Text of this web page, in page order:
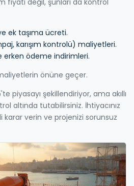
ek taşıma ücreti.
karışım kontrolü) maliyetleri.
erken ödeme indirimleri.
önüne geçer.
piyasayı şekillendiriyor, ama akıllı
altında tutabilirsiniz. İhtiyacınız
karar verin ve projenizi sorunsuz